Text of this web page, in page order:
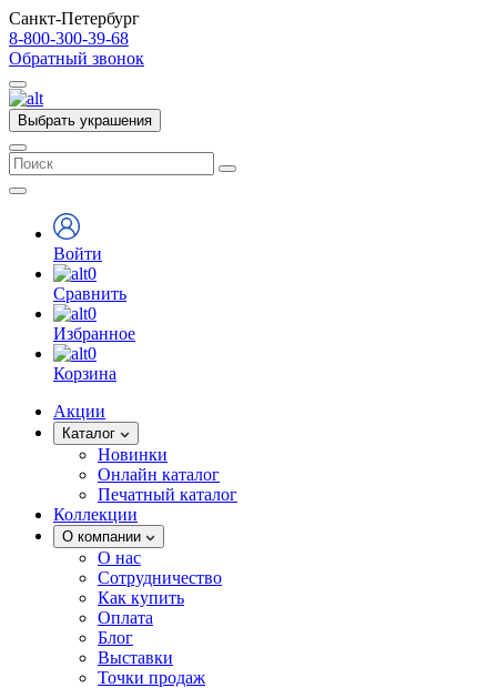
Санкт-Петербург
8-800-300-39-68
Обратный звонок
Выбрать украшения
Войти
0
Сравнить
0
Избранное
0
Корзина
Акции
Каталог
Новинки
Онлайн каталог
Печатный каталог
Коллекции
О компании
О нас
Сотрудничество
Как купить
Оплата
Блог
Выставки
Точки продаж